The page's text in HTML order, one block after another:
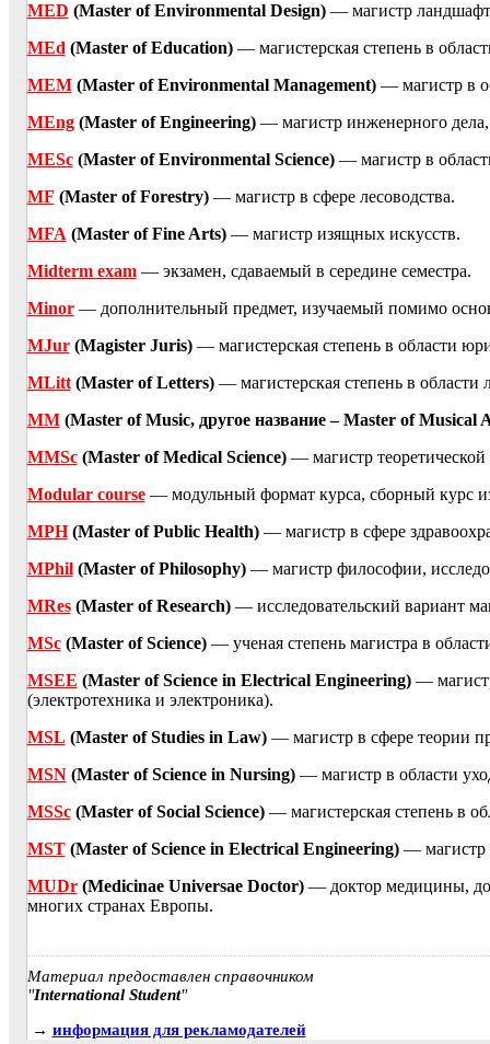
MED (Master of Environmental Design)— магистр
MEd (Master of Education)— магистерская степень в
MEM (Master of Environmental Management)— магистр в
MEng (Master of Engineering)— магистр инженерного
MESc (Master of Environmental Science)— магистр в
MF (Master of Forestry)— магистр в сфере лесоводства.
MFA (Master of Fine Arts)— магистр изящных искусств.
Midterm exam— экзамен, сдаваемый в середине семестра.
Minor— дополнительный предмет, изучаемый помимо
MJur (Magister Juris)— магистерская степень в области
MLitt (Master of Letters)— магистерская степень в области
MM (Master of Music, другое название – Master of Musical
MMSc (Master of Medical Science)— магистр
Modular course— модульный формат курса, сборный курс
MPH (Master of Public Health)— магистр в сфере
MPhil (Master of Philosophy)— магистр философии,
MRes (Master of Research)— исследовательский вариант
MSc (Master of Science)— ученая степень магистра в
MSEE (Master of Science in Electrical Engineering)—
(электротехника и электроника).
MSL (Master of Studies in Law)— магистр в сфере теории
MSN (Master of Science in Nursing)— магистр в области
MSSc (Master of Social Science)— магистерская степень в
MST (Master of Science in Electrical Engineering)— магистр
MUDr (Medicinae Universae Doctor)— доктор медицины,
многих странах Европы.
Материал предоставлен справочником
"International Student"
→ информация для рекламодателей